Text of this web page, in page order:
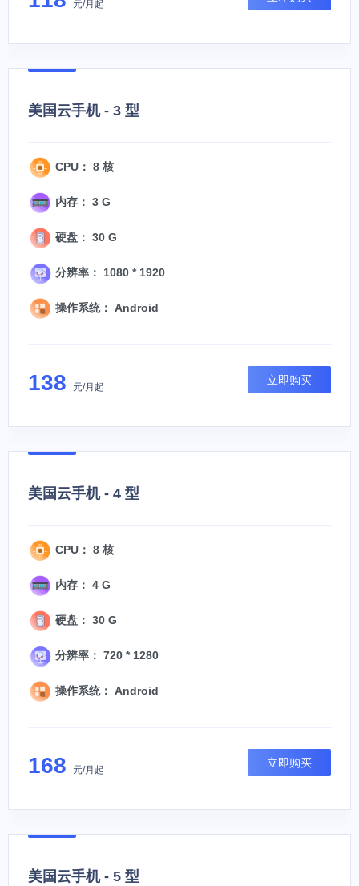
元/月起
美国云手机 - 3 型
CPU： 8 核
内存： 3 G
硬盘： 30 G
分辨率： 1080 * 1920
操作系统： Android
138 元/月起
立即购买
美国云手机 - 4 型
CPU： 8 核
内存： 4 G
硬盘： 30 G
分辨率： 720 * 1280
操作系统： Android
168 元/月起
立即购买
美国云手机 - 5 型